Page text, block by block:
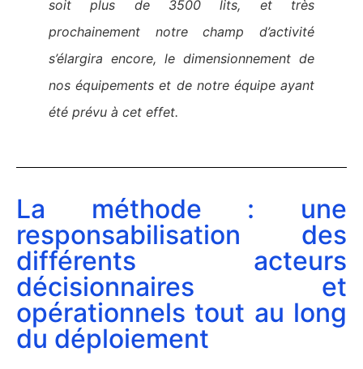
soit plus de 3500 lits, et très
prochainement notre champ d’activité
s’élargira encore, le dimensionnement de
nos équipements et de notre équipe ayant
été prévu à cet effet.
La méthode : une
responsabilisation des
différents acteurs
décisionnaires et
opérationnels tout au long
du déploiement